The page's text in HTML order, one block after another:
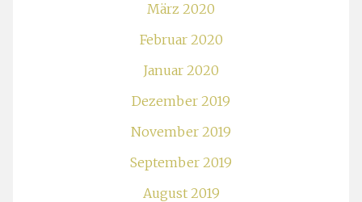
März 2020
Februar 2020
Januar 2020
Dezember 2019
November 2019
September 2019
August 2019